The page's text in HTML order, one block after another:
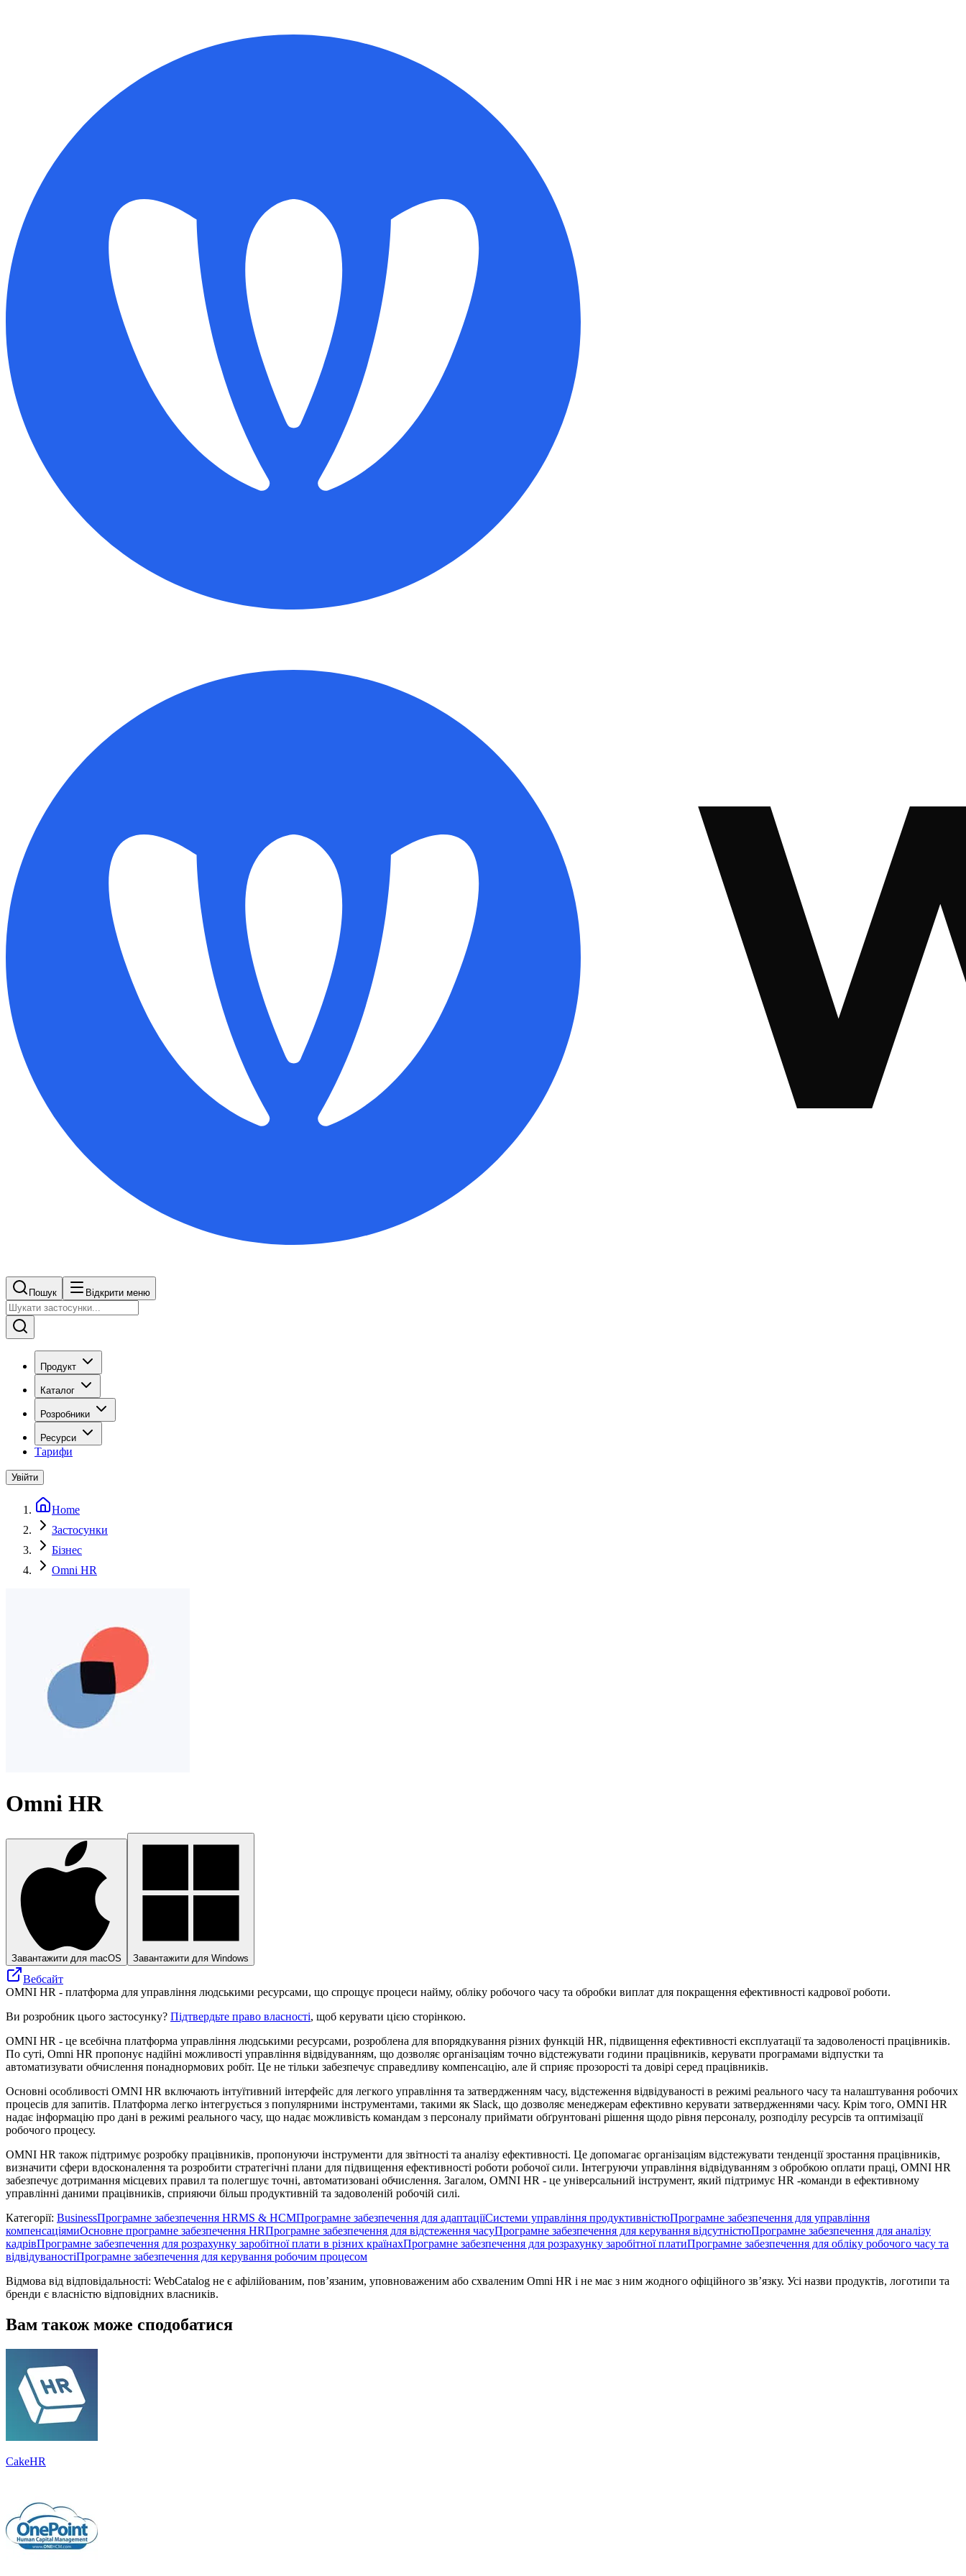
Пошук Відкрити меню
Продукт
Каталог
Розробники
Ресурси
Тарифи
Увійти
Home
Застосунки
Бізнес
Omni HR
Omni HR
Завантажити для macOS Завантажити для Windows
Вебсайт
OMNI HR - платформа для управління людськими ресурсами, що спрощує процеси найму, обліку робочого часу та обробки виплат для покращення ефективності кадрової роботи.
Ви розробник цього застосунку? Підтвердьте право власності, щоб керувати цією сторінкою.
OMNI HR - це всебічна платформа управління людськими ресурсами, розроблена для впорядкування різних функцій HR, підвищення ефективності експлуатації та задоволеності працівників.
По суті, Omni HR пропонує надійні можливості управління відвідуванням, що дозволяє організаціям точно відстежувати години працівників, керувати програмами відпустки та
автоматизувати обчислення понаднормових робіт. Це не тільки забезпечує справедливу компенсацію, але й сприяє прозорості та довірі серед працівників.
Основні особливості OMNI HR включають інтуїтивний інтерфейс для легкого управління та затвердженням часу, відстеження відвідуваності в режимі реального часу та налаштування робочих
процесів для запитів. Платформа легко інтегрується з популярними інструментами, такими як Slack, що дозволяє менеджерам ефективно керувати затвердженнями часу. Крім того, OMNI HR
надає інформацію про дані в режимі реального часу, що надає можливість командам з персоналу приймати обґрунтовані рішення щодо рівня персоналу, розподілу ресурсів та оптимізації
робочого процесу.
OMNI HR також підтримує розробку працівників, пропонуючи інструменти для звітності та аналізу ефективності. Це допомагає організаціям відстежувати тенденції зростання працівників,
визначити сфери вдосконалення та розробити стратегічні плани для підвищення ефективності роботи робочої сили. Інтегруючи управління відвідуванням з обробкою оплати праці, OMNI HR
забезпечує дотримання місцевих правил та полегшує точні, автоматизовані обчислення. Загалом, OMNI HR - це універсальний інструмент, який підтримує HR -команди в ефективному
управлінні даними працівників, сприяючи більш продуктивній та задоволеній робочій силі.
Категорії: BusinessПрограмне забезпечення HRMS & HCMПрограмне забезпечення для адаптаціїСистеми управління продуктивністюПрограмне забезпечення для управління
компенсаціямиОсновне програмне забезпечення HRПрограмне забезпечення для відстеження часуПрограмне забезпечення для керування відсутністюПрограмне забезпечення для аналізу
кадрівПрограмне забезпечення для розрахунку заробітної плати в різних країнахПрограмне забезпечення для розрахунку заробітної платиПрограмне забезпечення для обліку робочого часу та
відвідуваностіПрограмне забезпечення для керування робочим процесом
Відмова від відповідальності: WebCatalog не є афілійованим, пов’язаним, уповноваженим або схваленим Omni HR і не має з ним жодного офіційного зв’язку. Усі назви продуктів, логотипи та
бренди є власністю відповідних власників.
Вам також може сподобатися
CakeHR